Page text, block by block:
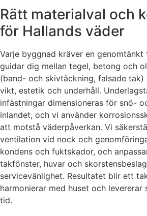
Rätt materialval och
för Hallands väder
Varje byggnad kräver en
guidar dig mellan tegel, betong och
(band- och skivtäckning, falsade tak)
vikt, estetik och underhåll.
infästningar dimensioneras för snö-
inlandet, och vi använder
att motstå väderpåverkan. Vi
ventilation vid nock och
kondens och fuktskador, och
takfönster, huvar och
servicevänlighet. Resultatet blir ett
harmonierar med huset och
tid.